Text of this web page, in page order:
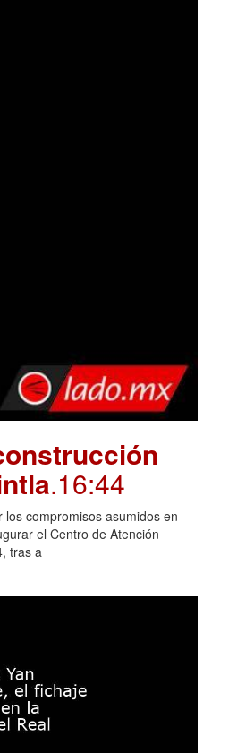
.16:44
compromisos asumidos en
el Centro de Atención
tras a